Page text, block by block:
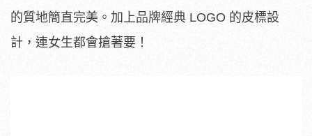
的質地簡直完美。加上品牌經典 LOGO 的皮標設
計，連女生都會搶著要！